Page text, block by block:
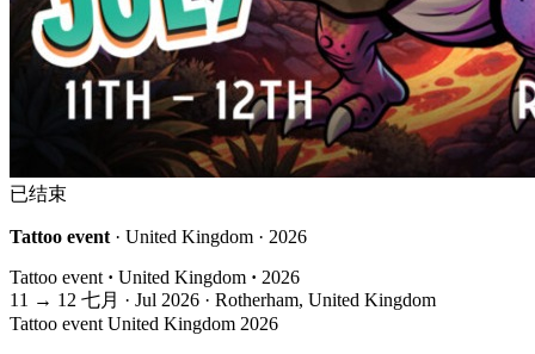
已结束
Tattoo event · United Kingdom · 2026
Tattoo event · United Kingdom · 2026
11 → 12 七月 · Jul 2026 · Rotherham, United Kingdom
Tattoo event United Kingdom 2026